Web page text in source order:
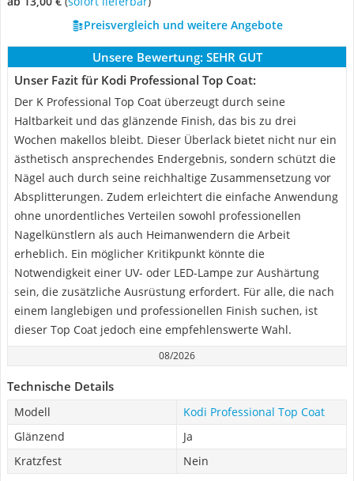
Preisvergleich und weitere Angebote
Unsere Bewertung: SEHR GUT
Unser Fazit für ‎Kodi Professional Top Coat:
Der K Professional Top Coat überzeugt durch seine
Haltbarkeit und das glänzende Finish, das bis zu drei
Wochen makellos bleibt. Dieser Überlack bietet nicht nur ein
ästhetisch ansprechendes Endergebnis, sondern schützt die
Nägel auch durch seine reichhaltige Zusammensetzung vor
Absplitterungen. Zudem erleichtert die einfache Anwendung
ohne unordentliches Verteilen sowohl professionellen
Nagelkünstlern als auch Heimanwendern die Arbeit
erheblich. Ein möglicher Kritikpunkt könnte die
Notwendigkeit einer UV- oder LED-Lampe zur Aushärtung
sein, die zusätzliche Ausrüstung erfordert. Für alle, die nach
einem langlebigen und professionellen Finish suchen, ist
dieser Top Coat jedoch eine empfehlenswerte Wahl.
08/2026
Technische Details
Modell
‎Kodi Professional Top Coat
Glänzend
Ja
Kratzfest
Nein